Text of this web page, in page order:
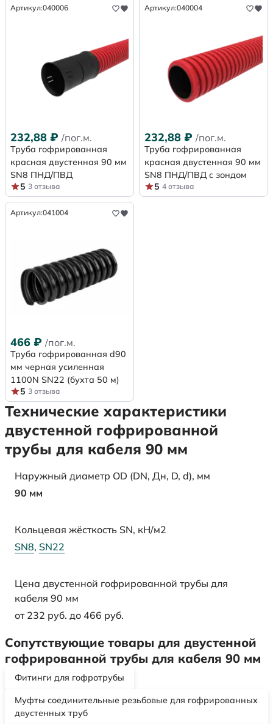
Артикул:040006
232,88 ₽ /пог.м.
Труба гофрированная
красная двустенная 90 мм
SN8 ПНД/ПВД
5 3 отзыва
Артикул:040004
232,88 ₽ /пог.м.
Труба гофрированная
красная двустенная 90 мм
SN8 ПНД/ПВД с зондом
5 4 отзыва
Артикул:041004
466 ₽ /пог.м.
Труба гофрированная d90
мм черная усиленная
1100N SN22 (бухта 50 м)
5 3 отзыва
Технические характеристики
двустенной гофрированной
трубы для кабеля 90 мм
Наружный диаметр OD (DN, Дн, D, d), мм
90 мм
Кольцевая жёсткость SN, кН/м2
SN8, SN22
Цена двустенной гофрированной трубы для
кабеля 90 мм
от 232 руб. до 466 руб.
Сопутствующие товары для двустенной
гофрированной трубы для кабеля 90 мм
Фитинги для гофротрубы
Муфты соединительные резьбовые для гофрированных
двустенных труб